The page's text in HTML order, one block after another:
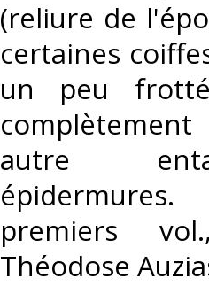
(reliure de
certaines
un peu
autre
premiers
Théodose